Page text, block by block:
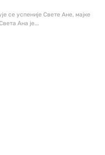
се успеније Свете Ане, мајке
Ана је...